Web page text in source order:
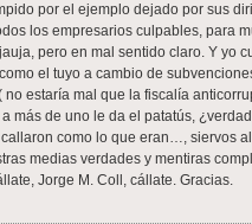
por el ejemplo dejado por sus
los empresarios culpables, para
pero en mal sentido claro. Y yo
el tuyo a cambio de
no estaría mal que la fiscalía
a más de uno le da el patatús,
como lo que eran…, siervos
medias verdades y mentiras
Jorge M. Coll, cállate. Gracias.